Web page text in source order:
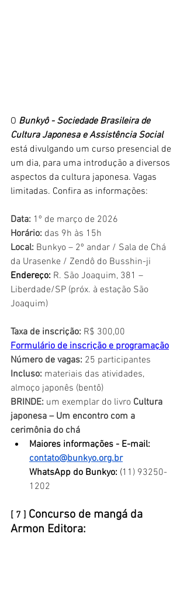
O Bunkyô - Sociedade Brasileira de
Cultura Japonesa e Assistência Social
está divulgando um curso presencial de
um dia, para uma introdução a diversos
aspectos da cultura japonesa. Vagas
limitadas. Confira as informações:
Data: 1º de março de 2026
Horário: das 9h às 15h
Local: Bunkyo – 2º andar / Sala de Chá
da Urasenke / Zendô do Busshin-ji
Endereço: R. São Joaquim, 381 –
Liberdade/SP (próx. à estação São
Joaquim)
Taxa de inscrição: R$ 300,00
Formulário de inscrição e programação
Número de vagas: 25 participantes
Incluso: materiais das atividades,
almoço japonês (bentô)
BRINDE: um exemplar do livro Cultura
japonesa – Um encontro com a
cerimônia do chá
Maiores informações - E-mail:
contato@bunkyo.org.br
WhatsApp do Bunkyo: (11) 93250-
1202
[ 7 ] Concurso de mangá da
Armon Editora: